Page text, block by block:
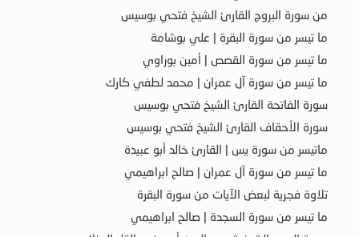
من سورة البروج القارئ الشيخ فتحي بوسيس
ما تيسر من سورة البقرة | علي بوشامة
ما تيسر من سورة القصص | أمين بوراوي
ما تيسر من سورة آل عمران | محمد لطفي كارك
سورة الفاتحة القارئ الشيخ فتحي بوسيس
سورة الأحقاف القارئ الشيخ فتحي بوسيس
ماتيسر من سورة يس | القارئ خالد أبو عبيدة
ما تيسر من سورة آل عمران | صالح ابراهيمي
تلاوة فجرية لبعض الآيات من سورة البقرة
ما تيسر من سورة السجدة | صالح ابراهيمي